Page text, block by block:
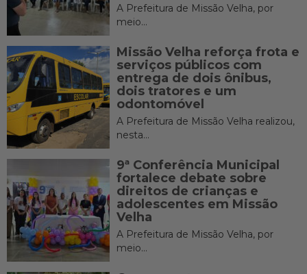
A Prefeitura de Missão Velha, por
meio...
Missão Velha reforça frota e
serviços públicos com
entrega de dois ônibus,
dois tratores e um
odontomóvel
A Prefeitura de Missão Velha realizou,
nesta...
9ª Conferência Municipal
fortalece debate sobre
direitos de crianças e
adolescentes em Missão
Velha
A Prefeitura de Missão Velha, por
meio...